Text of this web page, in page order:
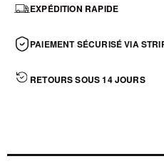
EXPÉDITION RAPIDE
PAIEMENT SÉCURISÉ VIA
RETOURS SOUS 14 JOURS